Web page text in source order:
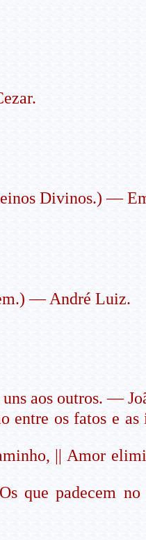
Divinos.) —
— André Luiz.
uns aos outros. —
entre os fatos e
|| Amor
que padecem